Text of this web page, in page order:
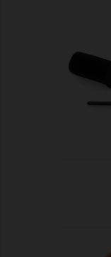
MONTRER